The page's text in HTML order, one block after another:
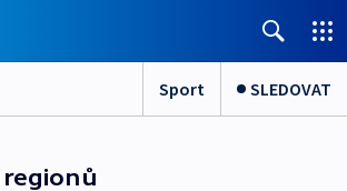
Sport SLEDOVAT
regionů